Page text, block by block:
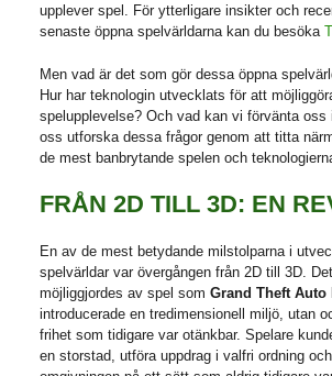
upplever spel. För ytterligare insikter och
senaste öppna spelvärldarna kan du besöka
Men vad är det som gör dessa öppna
Hur har teknologin utvecklats för att
spelupplevelse? Och vad kan vi förvänta oss
oss utforska dessa frågor genom att titta
de mest banbrytande spelen och
FRÅN 2D TILL 3D: EN
En av de mest betydande milstolparna i
spelvärldar var övergången från 2D till 3D.
möjliggjordes av spel som Grand Theft Auto
introducerade en tredimensionell miljö, utan
frihet som tidigare var otänkbar. Spelare
en storstad, utföra uppdrag i valfri ordning